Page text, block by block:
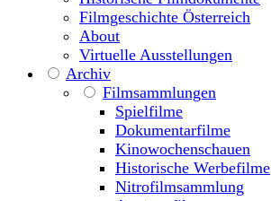
Filmgeschichte Österreich
About
Virtuelle Ausstellungen
Archiv
Filmsammlungen
Spielfilme
Dokumentarfilme
Kinowochenschauen
Historische Werbefilme
Nitrofilmsammlung